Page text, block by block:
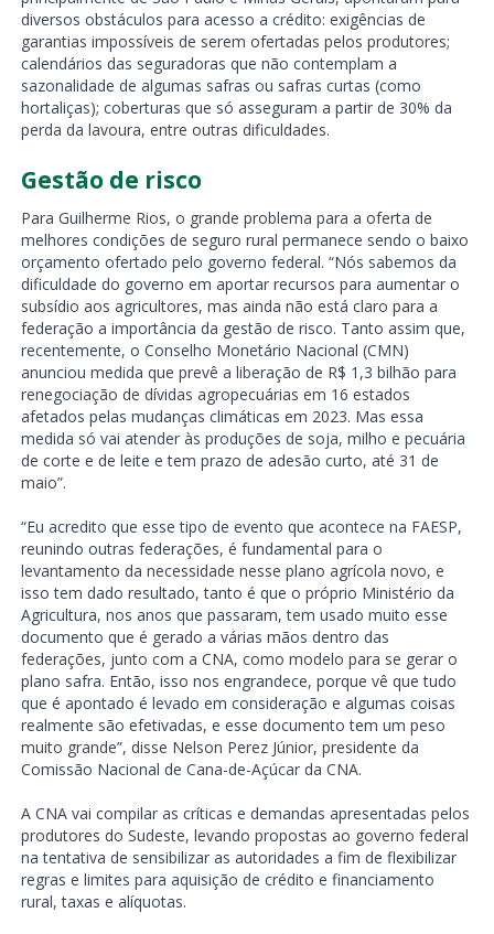
diversos obstáculos para acesso a crédito: exigências de
garantias impossíveis de serem ofertadas pelos produtores;
calendários das seguradoras que não contemplam a
sazonalidade de algumas safras ou safras curtas (como
hortaliças); coberturas que só asseguram a partir de 30% da
perda da lavoura, entre outras dificuldades.
Gestão de risco
Para Guilherme Rios, o grande problema para a oferta de
melhores condições de seguro rural permanece sendo o baixo
orçamento ofertado pelo governo federal. “Nós sabemos da
dificuldade do governo em aportar recursos para aumentar o
subsídio aos agricultores, mas ainda não está claro para a
federação a importância da gestão de risco. Tanto assim que,
recentemente, o Conselho Monetário Nacional (CMN)
anunciou medida que prevê a liberação de R$ 1,3 bilhão para
renegociação de dívidas agropecuárias em 16 estados
afetados pelas mudanças climáticas em 2023. Mas essa
medida só vai atender às produções de soja, milho e pecuária
de corte e de leite e tem prazo de adesão curto, até 31 de
maio”.
“Eu acredito que esse tipo de evento que acontece na FAESP,
reunindo outras federações, é fundamental para o
levantamento da necessidade nesse plano agrícola novo, e
isso tem dado resultado, tanto é que o próprio Ministério da
Agricultura, nos anos que passaram, tem usado muito esse
documento que é gerado a várias mãos dentro das
federações, junto com a CNA, como modelo para se gerar o
plano safra. Então, isso nos engrandece, porque vê que tudo
que é apontado é levado em consideração e algumas coisas
realmente são efetivadas, e esse documento tem um peso
muito grande”, disse Nelson Perez Júnior, presidente da
Comissão Nacional de Cana-de-Açúcar da CNA.
A CNA vai compilar as críticas e demandas apresentadas pelos
produtores do Sudeste, levando propostas ao governo federal
na tentativa de sensibilizar as autoridades a fim de flexibilizar
regras e limites para aquisição de crédito e financiamento
rural, taxas e alíquotas.